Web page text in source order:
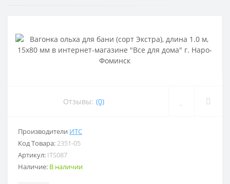
Отзывы: (0)
Производители ИТС
Код Товара:2351-05
Артикул: ITS087
Наличие: В наличии